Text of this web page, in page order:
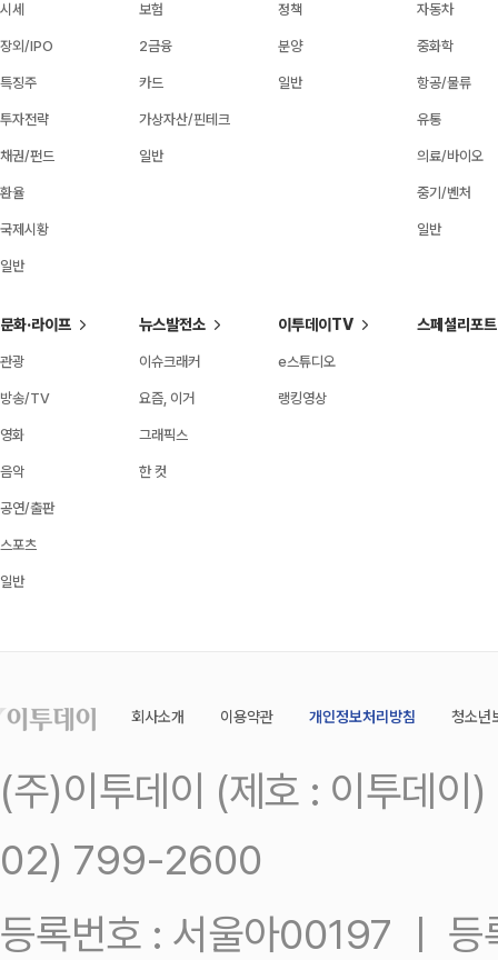
시세
장외/IPO
특징주
투자전략
채권/펀드
환율
국제시황
일반
보험
2금융
카드
가상자산/핀테크
일반
정책
분양
일반
자동차
중화학
항공/물류
유통
의료/바이오
중기/벤처
일반
문화·라이프
관광
방송/TV
영화
음악
공연/출판
스포츠
일반
뉴스발전소
이슈크래커
요즘, 이거
그래픽스
한 컷
이투데이TV
e스튜디오
랭킹영상
스페셜리포트
회사소개 이용약관 개인정보처리방침 청소년
(주)이투데이 (제호 : 이투데
02) 799-2600
등록번호 : 서울아00197 ㅣ